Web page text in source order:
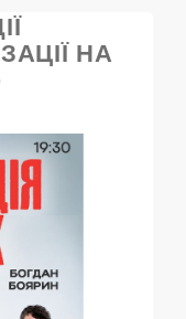
НА